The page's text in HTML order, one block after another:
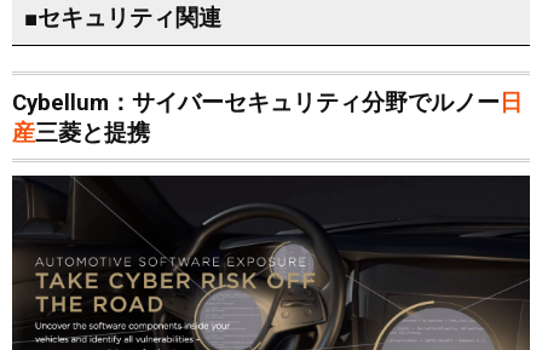
■セキュリティ関連
Cybellum：サイバーセキュリティ分野でルノー 日
産三菱と提携